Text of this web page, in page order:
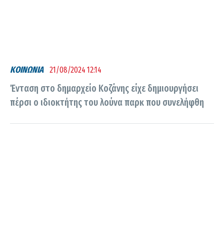
ΚΟΙΝΩΝΙΑ 21/08/2024 12:14
Ένταση στο δημαρχείο Κοζάνης είχε δημιουργήσει
πέρσι ο ιδιοκτήτης του λούνα παρκ που συνελήφθη